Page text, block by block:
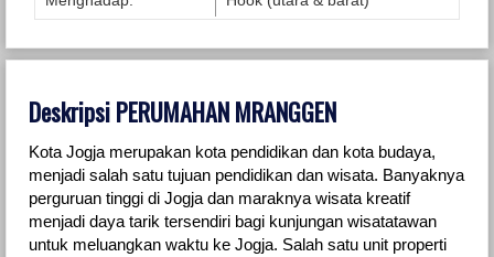
Deskripsi PERUMAHAN MRANGGEN
Kota Jogja merupakan kota pendidikan dan kota budaya,
menjadi salah satu tujuan pendidikan dan wisata. Banyaknya
perguruan tinggi di Jogja dan maraknya wisata kreatif
menjadi daya tarik tersendiri bagi kunjungan wisatatawan
untuk meluangkan waktu ke Jogja. Salah satu unit properti